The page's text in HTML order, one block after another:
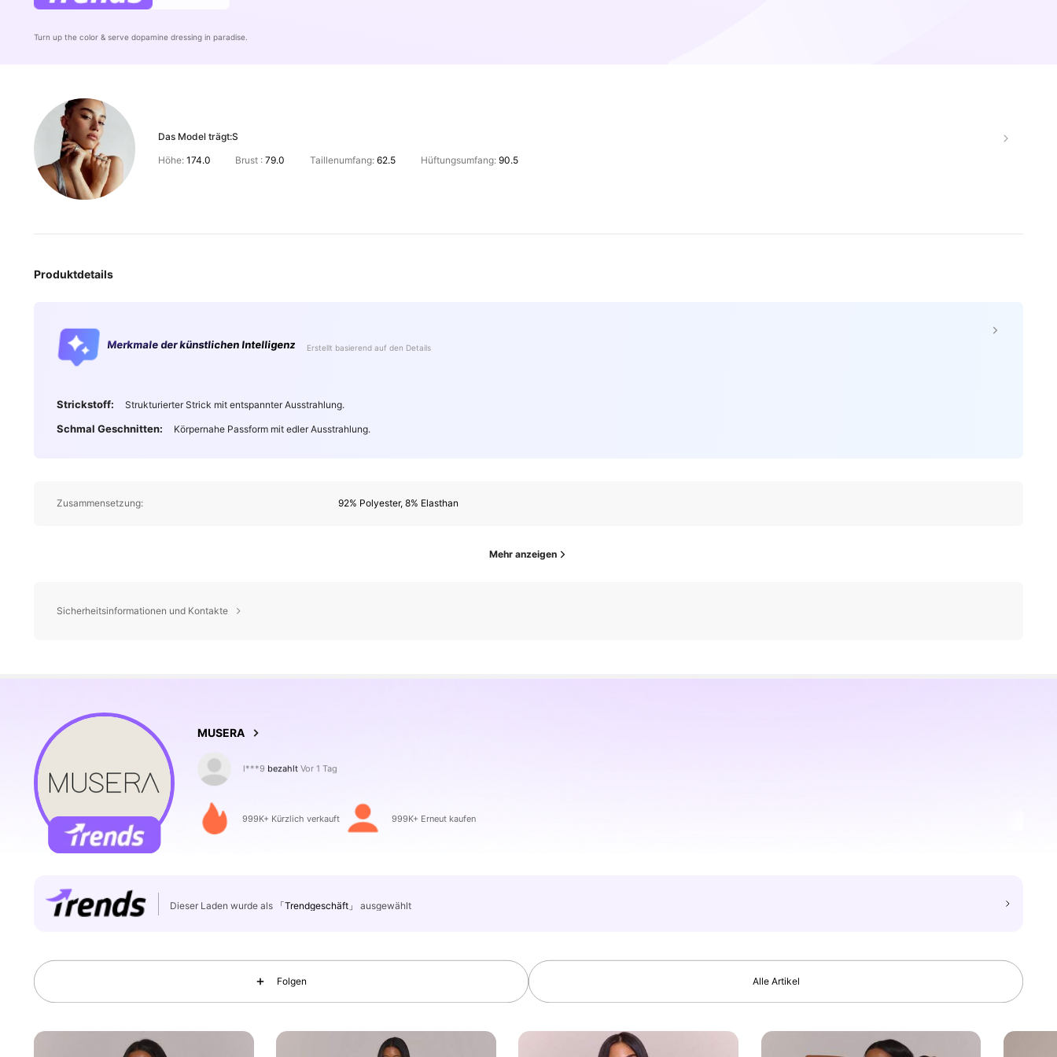
Turn up the color & serve dopamine dressing in paradise.
Das Model trägt:S
Höhe: 174.0 Brust :79.0 Taillenumfang: 62.5 Hüftungsumfang: 90.5
Produktdetails
Merkmale der künstlichen Intelligenz Erstellt basierend auf den Details
Strickstoff: Strukturierter Strick mit entspannter Ausstrahlung.
Schmal Geschnitten: Körpernahe Passform mit edler Ausstrahlung.
Zusammensetzung: 92% Polyester, 8% Elasthan
Mehr anzeigen
Sicherheitsinformationen und Kontakte
MUSERA
s***3 istVor 1 Stunden
999K+ Kürzlich verkauft 999K+ Erneut kaufen
Dieser Laden wurde als 「Trendgeschäft」 ausgewählt
Folgen Alle Artikel